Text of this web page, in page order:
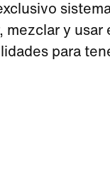
mezclar y
para